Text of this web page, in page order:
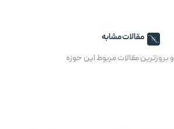
مقالات مشابه
بروزترین مقالات مربوط این حوزه